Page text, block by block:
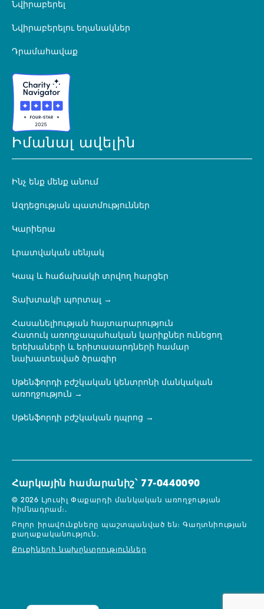
Նվիրաբերել
Նվիրաբերելու եղանակներ
Դրամահավաք
Իմանալ ավելին
Ինչ ենք մենք անում
Ազդեցության պատմություններ
Կարիերա
Լրատվական սենյակ
Կապ և հաճախակի տրվող հարցեր
Տախտակի պորտալ
Հասանելիության հայտարարություն
Հատուկ առողջապահական կարիքներ ունեցող
երեխաների և երիտասարդների համար
նախատեսված ծրագիր
Սթենֆորդի բժշկական կենտրոնի մանկական
առողջություն
Սթենֆորդի բժշկական դպրոց
Հարկային համարանիշ՝ 77-0440090
© 2026 Լյուսիլ Փաքարդի մանկական առողջության
հիմնադրամ։.
Բոլոր իրավունքները պաշտպանված են։Գաղտնիության
քաղաքականություն.
Քուքիների նախընտրություններ